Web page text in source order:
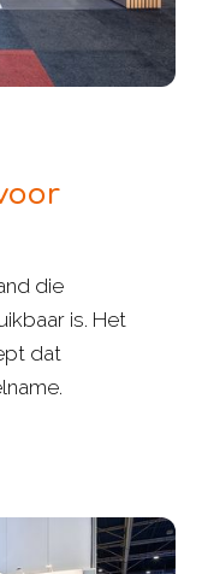
die
is. Het
dat